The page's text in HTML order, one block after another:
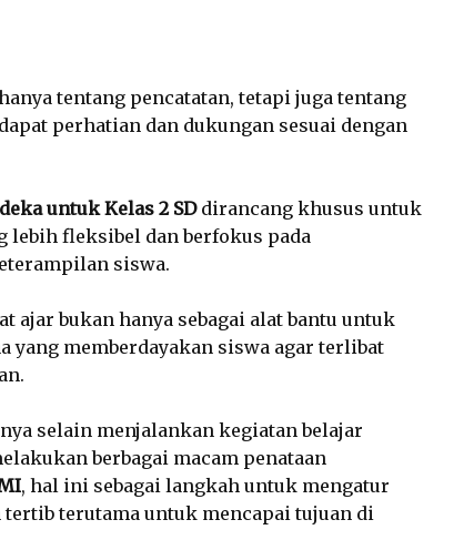
tentang pencatatan, tetapi juga tentang
perhatian dan dukungan sesuai dengan
untuk Kelas 2 SDdirancang khusus untuk
lebih fleksibel dan berfokus pada
siswa.
bukan hanya sebagai alat bantu untuk
yang memberdayakan siswa agar terlibat
selain menjalankan kegiatan belajar
berbagai macam penataan
, hal ini sebagai langkah untuk mengatur
terutama untuk mencapai tujuan di